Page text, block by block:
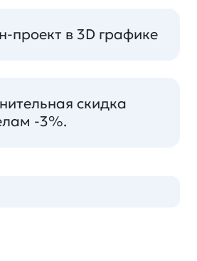
проект в 3D графике
скидка
-3%.